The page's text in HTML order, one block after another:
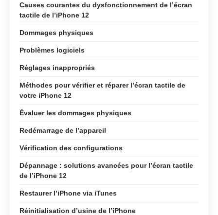
Causes courantes du dysfonctionnement de l’écran
tactile de l’iPhone 12
Dommages physiques
Problèmes logiciels
Réglages inappropriés
Méthodes pour vérifier et réparer l’écran tactile de
votre iPhone 12
Évaluer les dommages physiques
Redémarrage de l’appareil
Vérification des configurations
Dépannage : solutions avancées pour l’écran tactile
de l’iPhone 12
Restaurer l’iPhone via iTunes
Réinitialisation d’usine de l’iPhone